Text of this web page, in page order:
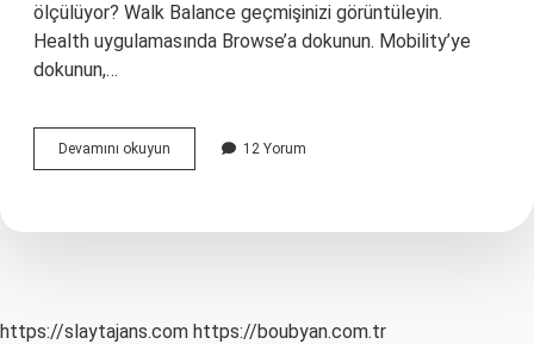
ölçülüyor? Walk Balance geçmişinizi görüntüleyin.
Health uygulamasında Browse’a dokunun. Mobility’ye
dokunun,…
Devamını okuyun
Sağlık
Mi
12 Yorum
https://slaytajans.com https://boubyan.com.tr